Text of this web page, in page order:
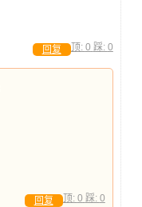
顶: 0 踩: 0
回复
顶: 0 踩: 0
回复